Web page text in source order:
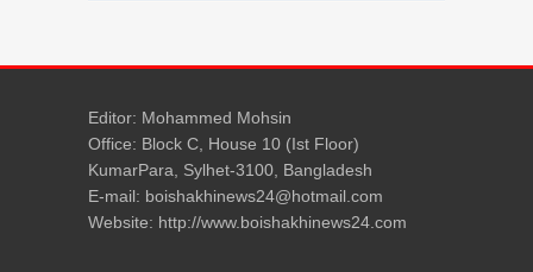
Editor: Mohammed Mohsin
Office: Block C, House 10 (Ist Floor)
KumarPara, Sylhet-3100, Bangladesh
E-mail: boishakhinews24@hotmail.com
Website: http://www.boishakhinews24.com